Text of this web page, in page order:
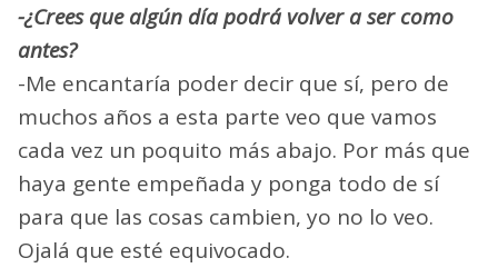
-¿Crees que algún día podrá volver a ser como
antes?
-Me encantaría poder decir que sí, pero de
muchos años a esta parte veo que vamos
cada vez un poquito más abajo. Por más que
haya gente empeñada y ponga todo de sí
para que las cosas cambien, yo no lo veo.
Ojalá que esté equivocado.